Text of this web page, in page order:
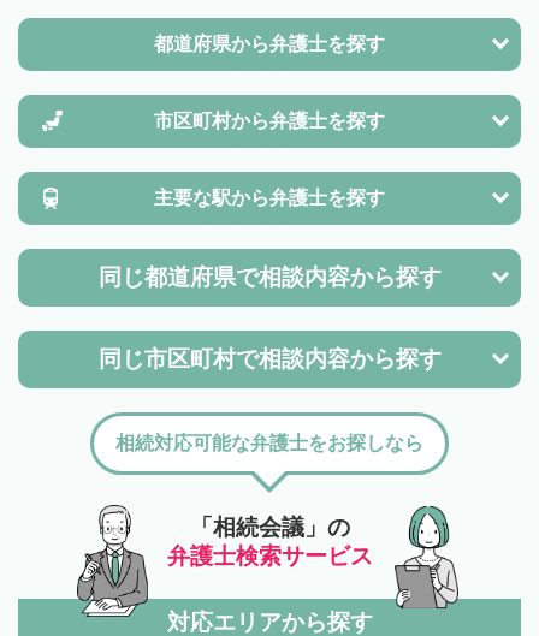
都道府県から弁護士を探す
市区町村から弁護士を探す
主要な駅から弁護士を探す
同じ都道府県で相談内容から探す
同じ市区町村で相談内容から探す
「相続会議」の
弁護士検索サービス
相続対応可能な弁護士をお探しなら
対応エリアから探す